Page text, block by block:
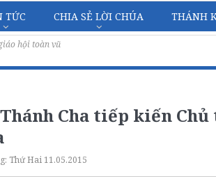
TỨC CHIA SẺ LỜI CHÚA THÁNH
hội toàn vũ
Cha tiếp kiến Chủ
Thứ Hai 11.05.2015